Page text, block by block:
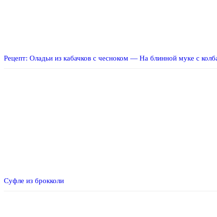
Рецепт: Оладьи из кабачков с чесноком — На блинной муке с
Суфле из брокколи